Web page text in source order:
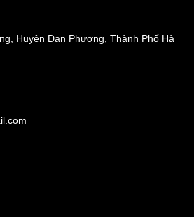
Huyện Đan Phượng, Thành Phố Hà